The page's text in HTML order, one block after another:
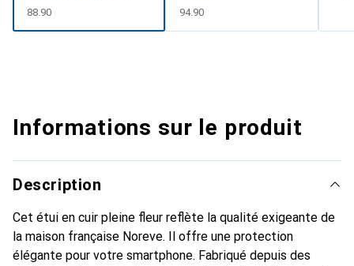
Pantone #15458a)
CHF
88.90 CHF
94.90
Informations sur le produit
Description
Cet étui en cuir pleine fleur reflète la qualité exigeante de
la maison française Noreve. Il offre une protection
élégante pour votre smartphone. Fabriqué depuis des